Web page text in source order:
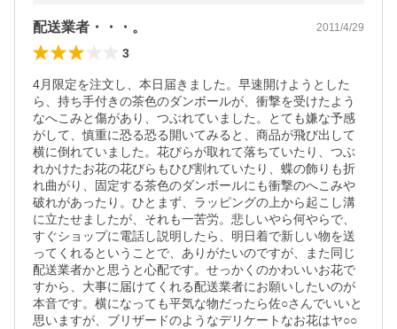
配送業者・・・。 2011/4/29
3
4月限定を注文し、本日届きました。早速開けようとした
ら、持ち手付きの茶色のダンボールが、衝撃を受けたよう
なへこみと傷があり、つぶれていました。とても嫌な予感
がして、慎重に恐る恐る開いてみると、商品が飛び出して
横に倒れていました。花びらが取れて落ちていたり、つぶ
れかけたお花の花びらもひび割れていたり、蝶の飾りも折
れ曲がり、固定する茶色のダンボールにも衝撃のへこみや
破れがあったり。ひとまず、ラッピングの上から起こし溝
に立たせましたが、それも一苦労。悲しいやら何やらで、
すぐショップに電話し説明したら、明日着で新しい物を送
ってくれるということで、ありがたいのですが、また同じ
配送業者かと思うと心配です。せっかくのかわいいお花で
すから、大事に届けてくれる配送業者にお願いしたいのが
本音です。横になっても平気な物だったら佐○さんでいいと
思いますが、ブリザードのようなデリケートなお花はヤ○○